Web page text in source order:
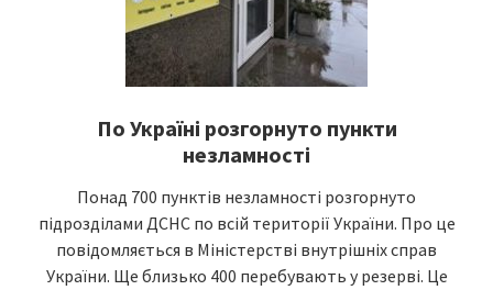
По Україні розгорнуто пункти
незламності
Понад 700 пунктів незламності розгорнуто
підрозділами ДСНС по всій території України. Про це
повідомляється в Міністерстві внутрішніх справ
України. Ще близько 400 перебувають у резерві. Це